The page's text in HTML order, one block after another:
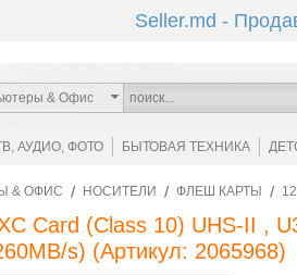
Seller.md -
& Офис
АУДИО, ФОТО БЫТОВАЯ ТЕХНИКА
& ОФИС НОСИТЕЛИ ФЛЕШ КАРТЫ
Card (Class 10) UHS-II ,
s) (Артикул: 2065968)